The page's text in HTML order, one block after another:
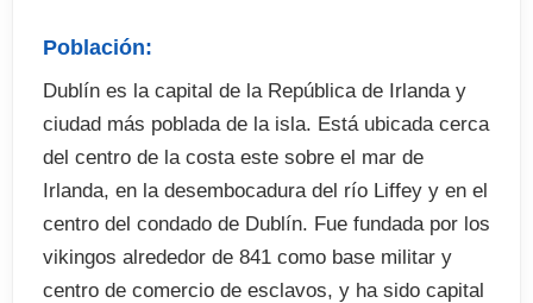
. Curso de inglés de 15 lecciones semanales
. Practicas profesionales en el área solicitada
. Tasa de matrícula
. Materiales
. Certificado acreditativo del curso
Población:
Dublín es la capital de la República de Irlanda y
ciudad más poblada de la isla. Está ubicada cerca
del centro de la costa este sobre el mar de
Irlanda, en la desembocadura del río Liffey y en el
centro del condado de Dublín. Fue fundada por los
vikingos alrededor de 841 como base militar y
centro de comercio de esclavos, y ha sido capital